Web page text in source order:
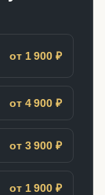
от 1 900 ₽
от 4 900 ₽
от 3 900 ₽
от 1 900 ₽